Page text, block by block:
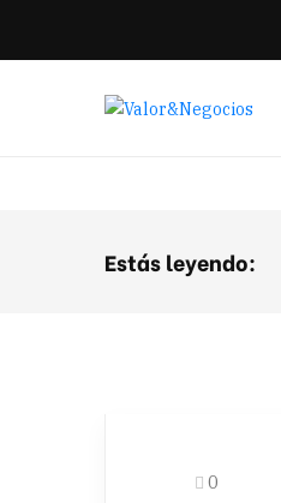
Estás leyendo:
0